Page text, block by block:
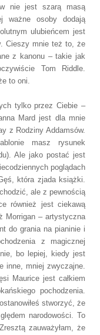
nie jest szarą masą
ważne osoby dodają
ulubieńcem jest
Cieszy mnie też to, że
z kanonu – takie jak
Tom Riddle.
to oni.
tylko przez Ciebie –
Mard jest dla mnie
z Rodziny Addamsów.
masz rysunek
Ale jako postać jest
poglądach
która zjada książki.
ale z pewnością
również jest ciekawą
Morrigan – artystyczna
do grania na pianinie i
z magicznej
bo lepiej, kiedy jest
inne, mniej zwyczajne.
Maurice jest całkiem
pochodzenia.
stworzyć, że
narodowości. To
zauważyłam, że